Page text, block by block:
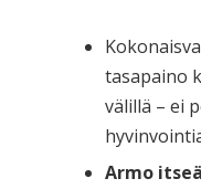
tasapaino
välillä – ei
Armo